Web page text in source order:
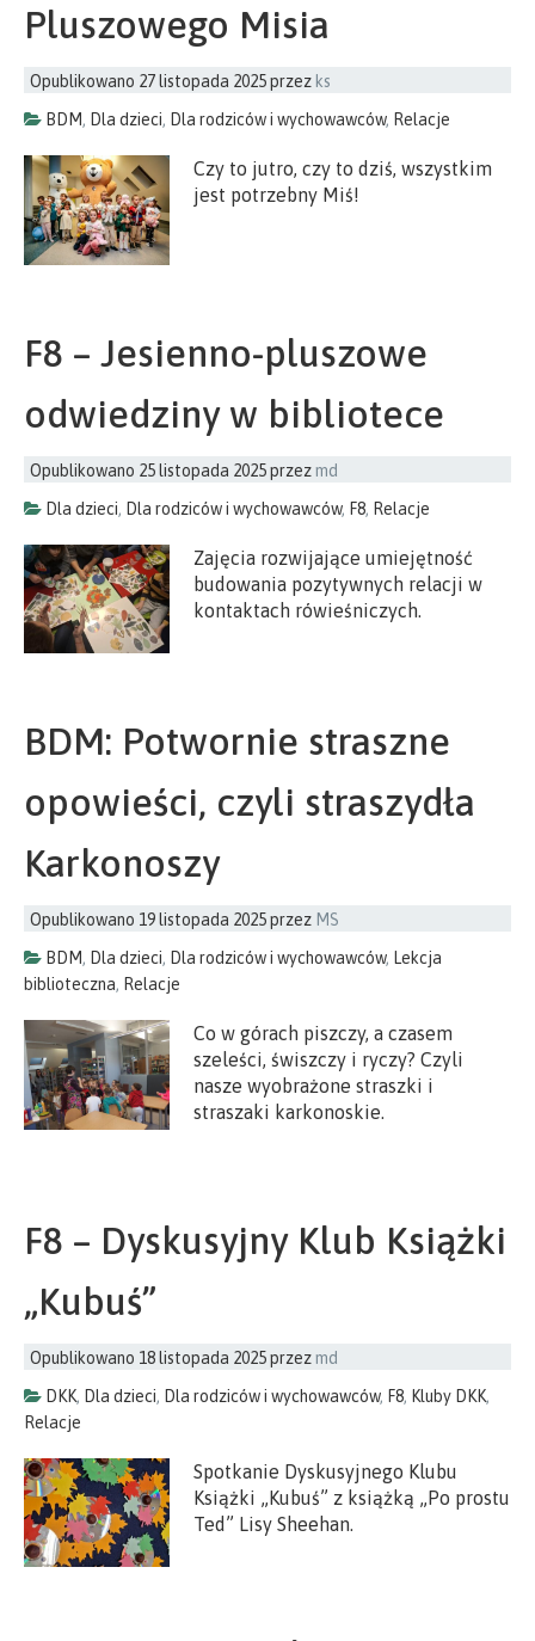
Pluszowego Misia
Opublikowano 27 listopada 2025przez ks
BDM, Dla dzieci, Dla rodziców i wychowawców, Relacje
Czy to jutro, czy to dziś, wszystkim
jest potrzebny Miś!
F8 – Jesienno-pluszowe
odwiedziny w bibliotece
Opublikowano 25 listopada 2025przezmd
Dla dzieci, Dla rodziców i wychowawców, F8, Relacje
Zajęcia rozwijające umiejętność
budowania pozytywnych relacji w
kontaktach rówieśniczych.
BDM: Potwornie straszne
opowieści, czyli straszydła
Karkonoszy
Opublikowano 19 listopada 2025przez MS
BDM, Dla dzieci, Dla rodziców i wychowawców, Lekcja
biblioteczna, Relacje
Co w górach piszczy, a czasem
szeleści, świszczy i ryczy? Czyli
nasze wyobrażone straszki i
straszaki karkonoskie.
F8 – Dyskusyjny Klub Książki
„Kubuś”
Opublikowano 18 listopada 2025przezmd
DKK, Dla dzieci, Dla rodziców i wychowawców, F8, Kluby DKK,
Relacje
Spotkanie Dyskusyjnego Klubu
Książki „Kubuś” z książką „Po prostu
Ted” Lisy Sheehan.